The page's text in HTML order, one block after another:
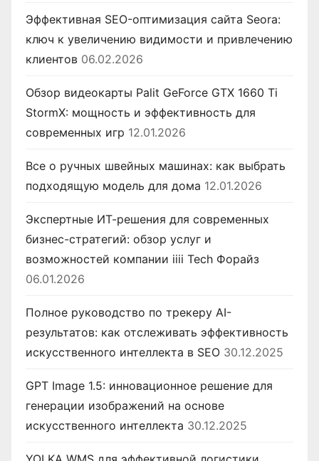
Эффективная SEO-оптимизация сайта Seora:
ключ к увеличению видимости и привлечению
клиентов 06.02.2026
Обзор видеокарты Palit GeForce GTX 1660 Ti
StormX: мощность и эффективность для
современных игр 12.01.2026
Все о ручных швейных машинах: как выбрать
подходящую модель для дома 12.01.2026
Экспертные ИТ-решения для современных
бизнес-стратегий: обзор услуг и
возможностей компании iiii Tech Форайз
06.01.2026
Полное руководство по трекеру AI-
результатов: как отслеживать эффективность
искусственного интеллекта в SEO 30.12.2025
GPT Image 1.5: инновационное решение для
генерации изображений на основе
искусственного интеллекта 30.12.2025